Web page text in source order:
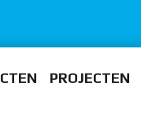
PROJECTEN